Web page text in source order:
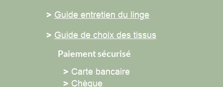
> Guide entretien du linge
> Guide de choix des tissus
Paiement sécurisé
> Carte bancaire
> Chèque